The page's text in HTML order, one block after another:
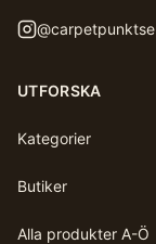
@carpetpunktse
UTFORSKA
Kategorier
Butiker
Alla produkter A-Ö